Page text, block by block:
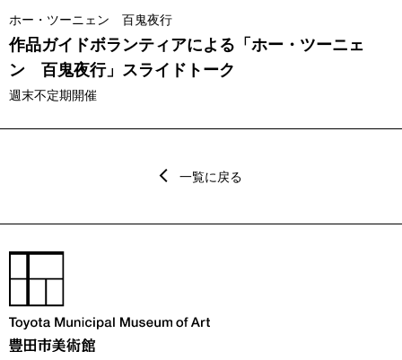
ホー・ツーニェン 百鬼夜行
作品ガイドボランティアによる「ホー・ツーニェ
ン 百鬼夜行」スライドトーク
週末不定期開催
一覧に戻る